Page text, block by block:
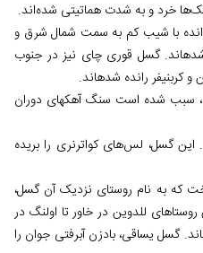
با شیب کم به سمت شمال شرق و
جابه‌جایی زیاد است. در اثر این گسل، سنگ‌های ژوراسیک پایانی و کرتاسه بر روی سنگ‎های دونین رانده شده‎اند. گسل قوری چای نیز در جنوب
گسل فارسیان: در شمال روستای وطن از توابع آزادشهر رخ داده و با امتداد عمومی شمال شرق –جنوب غرب، سبب شده است سنگ آهک‎های دوران
گسل جدید گنبدکاووس: این گسل در محدوده‏ی شمال شهر گنبدکاووس تا جنوب خاور اينچه‏برون قرار دارد. اين گسل، لس‌‎هاى کواترنری را بريده
که به نام روستاى نزديک آن گسل،
تصويرهاى دورسنجى در گستره‌اى به درازاى حدود 16 کيلومتر بين روستاهاى للدوين در خاور تا اولنگ در
باختر قابل پيگيرى است. روستاهاى للدوين، تخشى محله، حيدرآباد و اولنگ دقیقاً بر فراز اين گسل قرار گرفته‎اند. گسل يساقى، بادزن آبرفتى جوان را